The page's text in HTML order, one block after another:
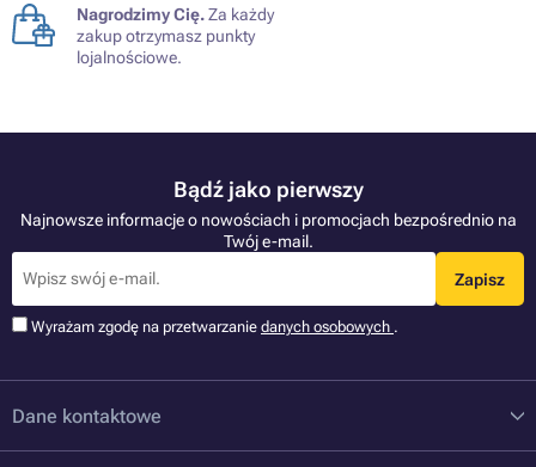
Nagrodzimy Cię.Za każdy
zakup otrzymasz punkty
lojalnościowe.
Bądź jako pierwszy
Najnowsze informacje o nowościach i promocjach bezpośrednio na
Twój e-mail.
Zapisz
Wyrażam zgodę na przetwarzanie danych osobowych .
Dane kontaktowe